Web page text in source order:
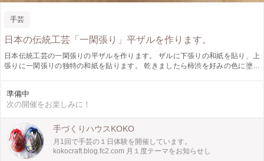
手芸
日本の伝統工芸「一閑張り」平ザルを作ります。
日本伝統工芸の一閑張りの平ザルを作ります。 ザルに下張りの和紙を貼り、上
張りに一閑張りの独特の和紙を貼ります。 乾きましたら柿渋を好みの色に塗っ
準備中
次の開催をお楽しみに！
手づくりハウスKOKO
月1回で手芸の１日体験を開催しています。
kokocraft.blog.fc2.com 月１度テーマをお知らせし